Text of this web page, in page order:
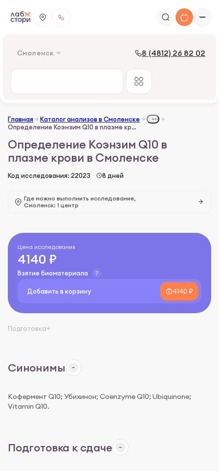
Смоленск 8 (4812) 26 82 02
Главная
Каталог анализов в Смоленске
Определение Коэнзим Q10 в плазме крови
Определение Коэнзим Q10 в
плазме крови в Смоленске
Код исследования: 22023 8 дней
Где можно выполнить исследование,
Смоленск: 1 центр
Цена исследования
4140 ₽
Взятие биоматериала
Добавить в корзину 4140 ₽
Подготовка
Синонимы
Кофермент Q10; Убихинон; Coenzyme Q10; Ubiquinone;
Vitamin Q10.
Подготовка к сдаче